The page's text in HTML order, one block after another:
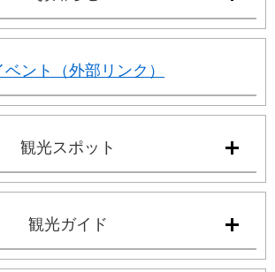
ベント（外部リンク）
観光スポット
観光ガイド